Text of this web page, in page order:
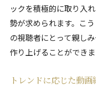
ックを積極的に取り入
勢が求められます。こ
の視聴者にとって親し
作り上げることができま
トレンドに応じた動画